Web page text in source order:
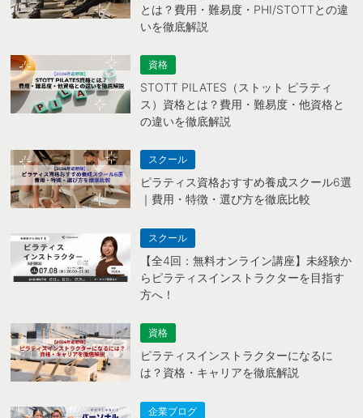
とは？費用・難易度・PHI/STOTTとの違
いを徹底解説
資格
STOTT PILATES（ストット ピラティ
ス）資格とは？費用・難易度・他資格と
の違いを徹底解説
スクール
ピラティス資格おすすめ養成スクール6選
｜費用・特徴・選び方を徹底比較
スクール
【全4回：無料オンライン講座】未経験か
らピラティスインストラクターを目指す
方へ！
資格
ピラティスインストラクターになるに
は？資格・キャリアを徹底解説
企業ブログ